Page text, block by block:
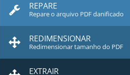
REPARE
Repare o arquivo PDF danificado
REDIMENSIONAR
Redimensionar tamanho do PDF
EXTRAIR